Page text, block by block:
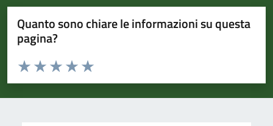
Quanto sono chiare le informazioni su questa
pagina?
Valuta da 1 a 5 stelle la pagina
Valuta 5 stelle su 5
Valuta 4 stelle su 5
Valuta 3 stelle su 5
Valuta 2 stelle su 5
Valuta 1 stelle su 5